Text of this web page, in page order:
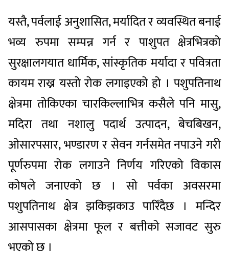
यस्तै, पर्वलाई अनुशासित, मर्यादित र व्यवस्थित बनाई
भव्य रुपमा सम्पन्न गर्न र पाशुपत क्षेत्रभित्रको
सुरक्षालगयात धार्मिक, सांस्कृतिक मर्यादा र पवित्रता
कायम राख्न यस्तो रोक लगाइएको हो । पशुपतिनाथ
क्षेत्रमा तोकिएका चारकिल्लाभित्र कसैले पनि मासु,
मदिरा तथा नशालु पदार्थ उत्पादन, बेचबिखन,
ओसारपसार, भण्डारण र सेवन गर्नसमेत नपाउने गरी
पूर्णरुपमा रोक लगाउने निर्णय गरिएको विकास
कोषले जनाएको छ । सो पर्वका अवसरमा
पशुपतिनाथ क्षेत्र झकिझकाउ पारिँदैछ । मन्दिर
आसपासका क्षेत्रमा फूल र बत्तीको सजावट सुरु
भएको छ ।